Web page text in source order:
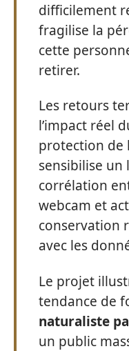
difficilement
fragilise la
cette
retirer.
Les retours
l’impact réel
protection de
sensibilise un
corrélation
webcam et
conservation
avec les
Le projet
tendance de
naturaliste
un public